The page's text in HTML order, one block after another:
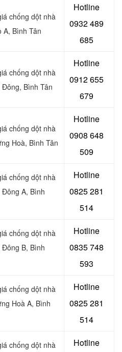
chống dột nhà
A, Bình Tân
Hotline
0932 489
685
chống dột nhà
Bình Tân
Hotline
0912 655
679
chống dột nhà
Hoà, Bình Tân
Hotline
0908 648
509
chống dột nhà
A, Bình
Hotline
0825 281
514
chống dột nhà
B, Bình
Hotline
0835 748
593
chống dột nhà
Hoà A, Bình
Hotline
0825 281
514
chống dột nhà
Hotline